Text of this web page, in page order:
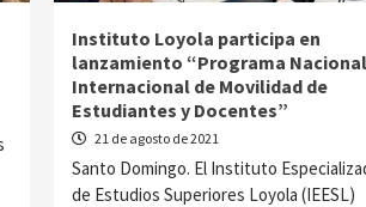
Instituto Loyola participa en
lanzamiento “Programa
Internacional de Movilidad de
Estudiantes y Docentes”
21 de agosto de 2021
Santo Domingo. El Instituto
de Estudios Superiores Loyola (IEESL)